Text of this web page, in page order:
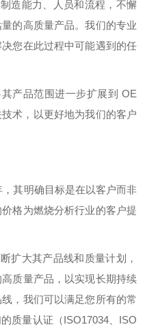
造能力、人员和流程，不懈
的高质量产品。我们的专业
您在此过程中可能遇到的任
其产品范围进一步扩展到OE
术，以更好地为我们的客户
，其明确目标是在以客户而非
格为燃烧分析行业的客户提
扩大其产品线和质量计划，
质量产品，以实现长期持续
，我们可以满足您所有的常
质量认证（ISO17034、 ISO